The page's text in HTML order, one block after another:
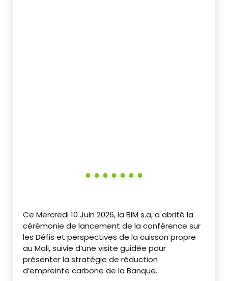
‎Ce Mercredi 10 Juin 2026, la BIM s.a, a abrité la
cérémonie de lancement de la conférence sur
les Défis et perspectives de la cuisson propre
au Mali, suivie d’une visite guidée pour
présenter la stratégie de réduction
d’empreinte carbone de la Banque.